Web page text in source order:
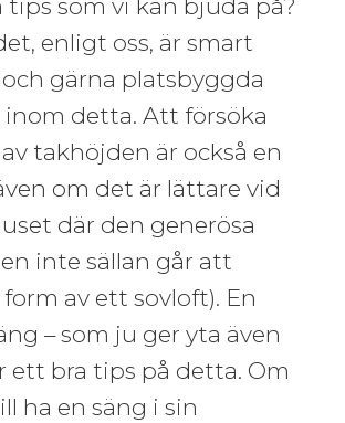
tips som vi kan bjuda på?
enligt oss, är smart
gärna platsbyggda
detta. Att försöka
takhöjden är också en
om det är lättare vid
där den generösa
inte sällan går att
av ett sovloft). En
– som ju ger yta även
ett bra tips på detta. Om
ha en säng i sin